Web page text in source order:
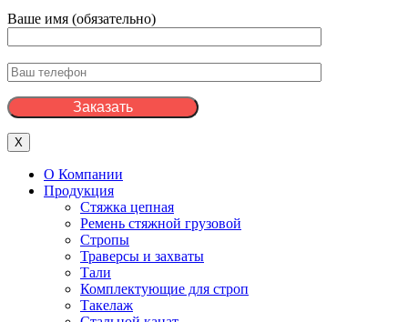
Ваше имя (обязательно)
X
О Компании
Продукция
Стяжка цепная
Ремень стяжной грузовой
Стропы
Траверсы и захваты
Тали
Комплектующие для строп
Такелаж